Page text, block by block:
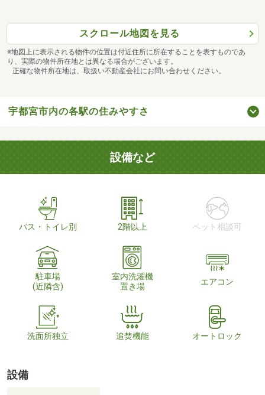
スクロール地図を見る
※地図上に表示される物件の位置は付近住所に所在することを表すものであ
り、実際の物件所在地とは異なる場合がございます。
正確な物件所在地は、取扱い不動産会社にお問い合わせください。
宇都宮市内の各駅の住みやすさ
設備など
バス・トイレ別 2階以上 ペット相談可
駐車場
(近隣含)
室内洗濯機
置き場
エアコン
洗面所独立 追焚機能 オートロック
設備